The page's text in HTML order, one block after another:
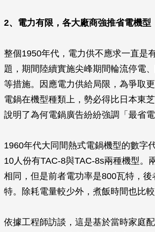
2、電力有限，各大廠商強推省電機型
整個1950年代，電力供不應求一直是
題，期間陸續實施尖峰期間輪流停電
等措施。因應電力供給局限，為爭取
電鍋在機型種類上，勢必得比日本東
說明了為何電鍋廣告紛紛強調「最省電
1960年代大同間熱式電鍋機型的數字
10人份有TAC-8與TAC-8s兩種機型。
相同，但是前者電功率是800瓦特，後
特。除耗電量較少外，煮飯時間也比較
依據工程師訪談，這是基於當時家庭